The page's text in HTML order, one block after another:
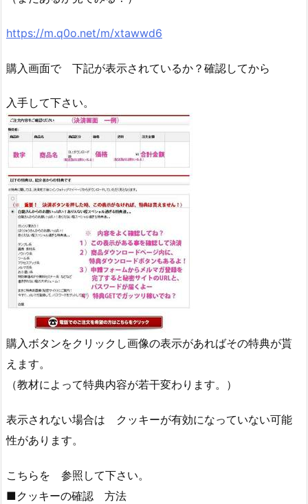
https://m.q0o.net/m/xtawwd6
購入画面で 下記が表示されているか？確認してから
入手して下さい。
購入ボタンをクリックし画像の表示があればその特典が貰
えます。
（教材によって特典内容が若干変わります。）
表示されない場合は クッキーが有効になっていない可能
性があります。
こちらを 参照して下さい。
■クッキーの確認 方法